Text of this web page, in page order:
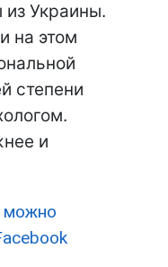
Украины.
на этом
степени
и
можно